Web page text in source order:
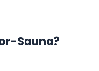
Sauna?